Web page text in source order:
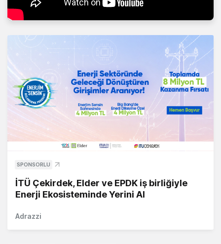
SPONSORLU
İTÜ Çekirdek, Elder ve EPDK iş birliğiyle
Enerji Ekosisteminde Yerini Al
Adrazzi